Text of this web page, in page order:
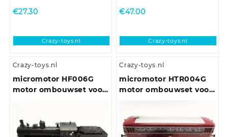
€27.30
Crazy-toys.nl
€47.00
Crazy-toys.nl
Crazy-toys.nl
micromotor HF006G
motor ombouwset voor
Crazy-toys.nl
micromotor HTR004G
motor ombouwset voor